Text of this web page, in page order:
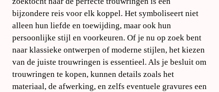
bijzondere reis voor elk koppel. Het symboliseert niet
alleen hun liefde en toewijding, maar ook hun
persoonlijke stijl en voorkeuren. Of je nu op zoek bent
naar klassieke ontwerpen of moderne stijlen, het kiezen
van de juiste trouwringen is essentieel. Als je besluit om
trouwringen te kopen, kunnen details zoals het
materiaal, de afwerking, en zelfs eventuele gravures een